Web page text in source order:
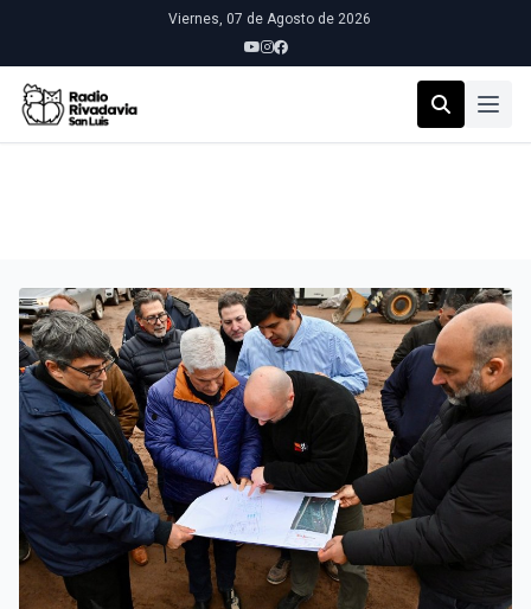
Viernes, 07 de Agosto de 2026